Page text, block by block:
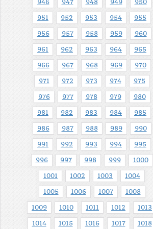
946 947 948 949 950
951 952 953 954 955
956 957 958 959 960
961 962 963 964 965
966 967 968 969 970
971 972 973 974 975
976 977 978 979 980
981 982 983 984 985
986 987 988 989 990
991 992 993 994 995
996 997 998 999 1000
1001 1002 1003 1004
1005 1006 1007 1008
1009 1010 1011 1012 1013
1014 1015 1016 1017 1018